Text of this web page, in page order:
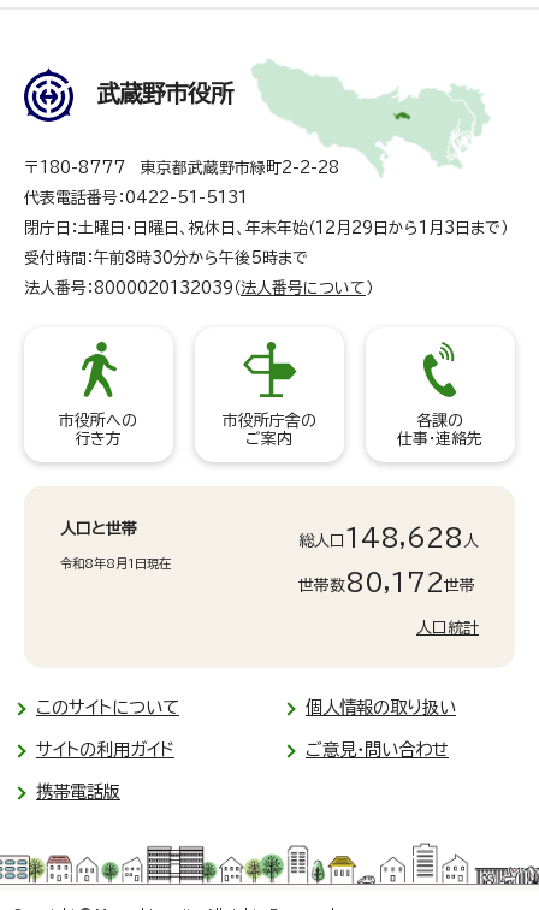
武蔵野市役所
〒180-8777 東京都武蔵野市緑町2-2-28
代表電話番号：0422-51-5131
閉庁日：土曜日・日曜日、祝休日、年末年始（12月29日から1月3日まで）
受付時間：午前8時30分から午後5時まで
法人番号：8000020132039（ 法人番号について ）
市役所への
行き方
市役所庁舎の
ご案内
各課の
仕事・連絡先
人口と世帯
令和8年8月1日現在
総人口 148,628 人
世帯数80,172世帯
人口統計
このサイトについて 個人情報の取り扱い
サイトの利用ガイド ご意見・問い合わせ
携帯電話版